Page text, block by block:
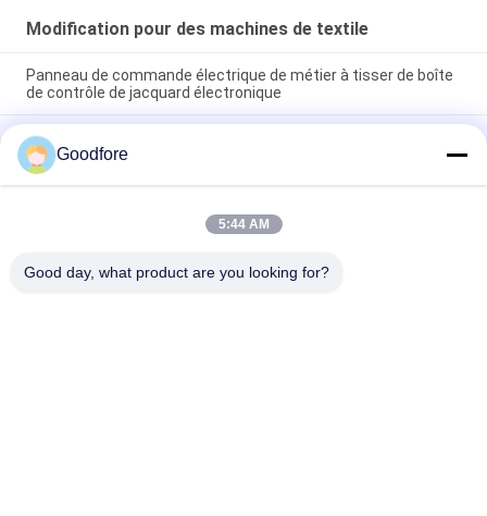
Modification pour des machines de textile
Panneau de commande électrique de métier à tisser de boîte
de contrôle de jacquard électronique
Conducteur de trame de nouvel de rapière de pièces de
machines de textile de bande accumulateur chinois de métier
à tisser
UTILISATION de PLATE-FORME de la modification LDEC de PB
de pièces de machines de textile POUR le MÉTIER À TISSER de
Goodfore
5:44 AM
Good day, what product are you looking for?